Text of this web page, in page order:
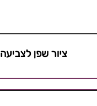
ציור שפן לצביעה